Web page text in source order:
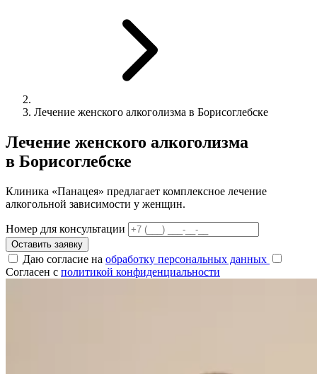
Лечение женского алкоголизма в Борисоглебске
Лечение женского алкоголизма
в Борисоглебске
Клиника «Панацея» предлагает комплексное лечение
алкогольной зависимости у женщин.
Номер для консультации
Оставить заявку
Даю согласие на обработку персональных данных
Согласен с политикой конфиденциальности